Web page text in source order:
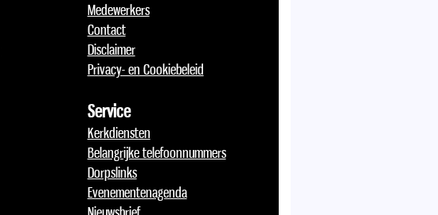
Medewerkers
Contact
Disclaimer
Privacy- en Cookiebeleid
Service
Kerkdiensten
Belangrijke telefoonnummers
Dorpslinks
Evenementenagenda